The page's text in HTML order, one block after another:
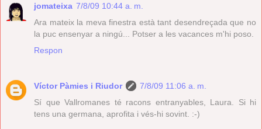
jomateixa 7/8/09 10:44 a. m.
Ara mateix la meva finestra està tant desendreçada que no
la puc ensenyar a ningú... Potser a les vacances m'hi poso.
Respon
Víctor Pàmies i Riudor
7/8/09 11:06 a. m.
Sí que Vallromanes té racons entranyables, Laura. Si hi
tens una germana, aprofita i vés-hi sovint. :-)